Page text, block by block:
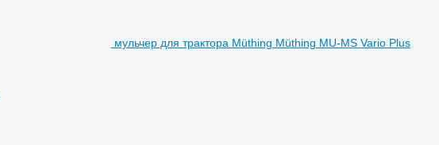
мульчер для трактора Müthing Müthing MU-MS Vario Plus